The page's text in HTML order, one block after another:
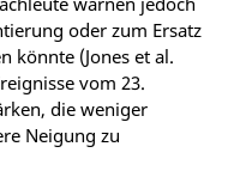
oder zum Ersatz
könnte (Jones et al.
vom 23.
die weniger
Neigung zu